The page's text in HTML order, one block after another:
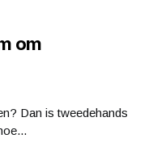
om
Dan is tweedehands